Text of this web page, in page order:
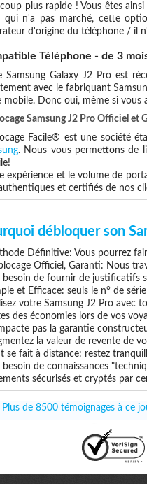
plus rapide ! Vous êtes
qui n'a pas marché, cette
d'origine du téléphone / il
Téléphone - de 3
Samsung Galaxy J2 Pro est
avec le fabriquant
mobile. Donc oui, même si vous
Samsung J2 Pro Officiel et
Facile® est une société
. Nous vous permettons de
expérience et le volume de
et certifiés de nos
débloquer son
Définitive: Vous pourrez
Officiel, Garanti: Nous
besoin de fournir de justificatifs
et Efficace: seuls le n° de
votre Samsung J2 Pro avec
des économies lors de vos
pas la garantie
la valeur de revente de
se fait à distance: restez
besoin de connaissances
sécurisés et cryptés par
Plus de 8500 témoignages à ce